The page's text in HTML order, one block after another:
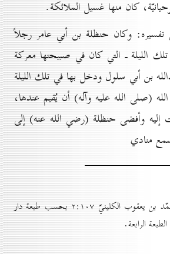
كان منها غسيل الملائكة.
وكان حنظلة بن أبي عامر رجلاً
الليلة ـ التي كان في صبيحتها معركة
بن أبي سلول ودخل بها في تلك الليلة
(صلى الله عليه وآله) أن يُقيم عندها،
إليه وأفضى حنظلة (رضي الله عنه) إلى
منادي
(۱) الكافي للشيخ محمّد بن يعقوب الكلينيّ ۲:۱٠۷ بحسب طبعة دار
الرابعة.